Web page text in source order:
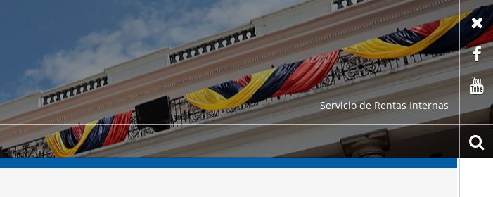
Servicio de Rentas Internas